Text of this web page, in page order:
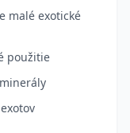
malé exotické
použitie